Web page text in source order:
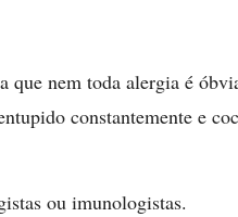
nem toda alergia é
constantemente e
ou imunologistas.